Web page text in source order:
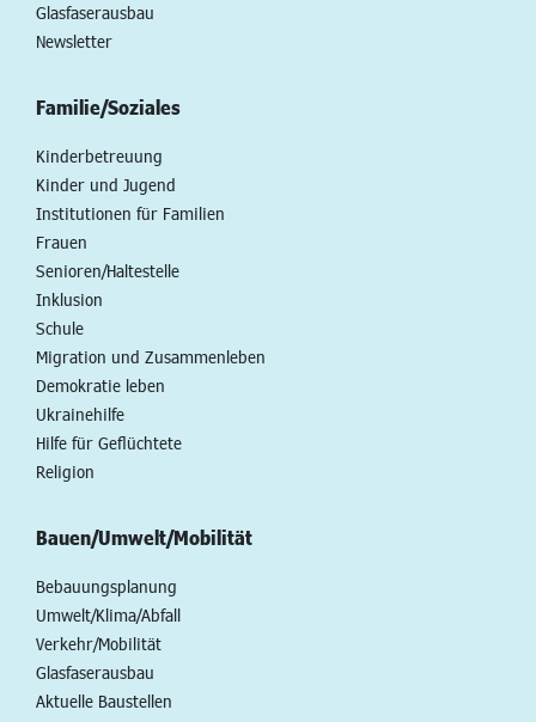
Glasfaserausbau
Newsletter
Familie/Soziales
Kinderbetreuung
Kinder und Jugend
Institutionen für Familien
Frauen
Senioren/Haltestelle
Inklusion
Schule
Migration und Zusammenleben
Demokratie leben
Ukrainehilfe
Hilfe für Geflüchtete
Religion
Bauen/Umwelt/Mobilität
Bebauungsplanung
Umwelt/Klima/Abfall
Verkehr/Mobilität
Glasfaserausbau
Aktuelle Baustellen